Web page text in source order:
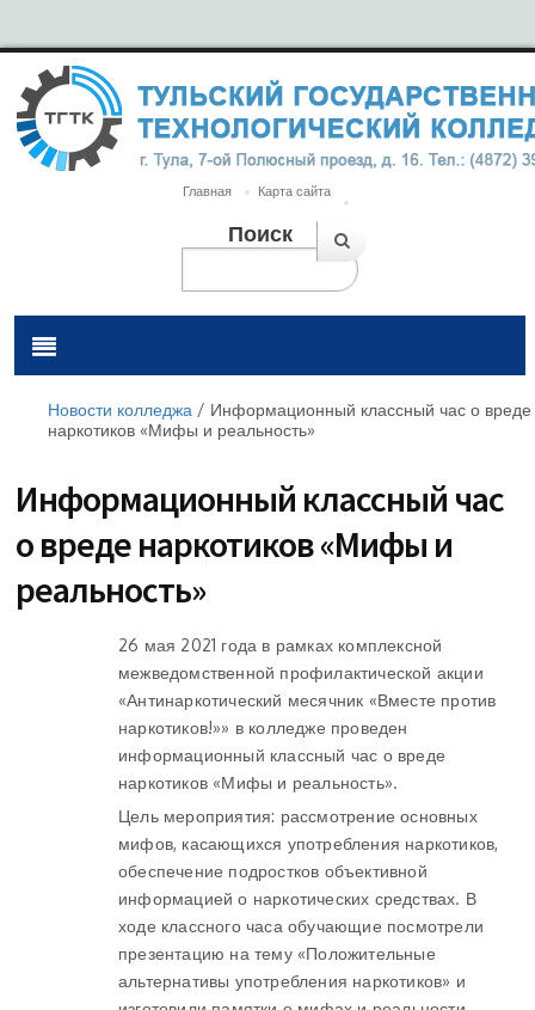
Главная Карта сайта
Поиск
Новости колледжа / Информационный классный час о вреде
наркотиков «Мифы и реальность»
Информационный классный час
о вреде наркотиков «Мифы и
реальность»
26 мая 2021 года в рамках комплексной
межведомственной профилактической акции
«Антинаркотический месячник «Вместе против
наркотиков!»» в колледже проведен
информационный классный час о вреде
наркотиков «Мифы и реальность».
Цель мероприятия: рассмотрение основных
мифов, касающихся употребления наркотиков,
обеспечение подростков объективной
информацией о наркотических средствах. В
ходе классного часа обучающие посмотрели
презентацию на тему «Положительные
альтернативы употребления наркотиков» и